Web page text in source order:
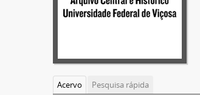
Acervo
Pesquisa rápida